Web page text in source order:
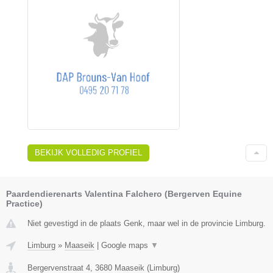
BEKIJK VOLLEDIG PROFIEL
Paardendierenarts Valentina Falchero (Bergerven Equine
Practice)
Niet gevestigd in de plaats Genk, maar wel in de provincie Limburg.
Limburg » Maaseik Google maps ▼
Bergervenstraat 4 3680 Maaseik ( Limburg)